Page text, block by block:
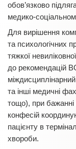
обов’язково
медико-
Для вирішення
та психологічних
тяжкої
до рекомендацій
міждисциплінарний
та інші медичні
тощо), при бажанні
конфесій
пацієнту в
хвороби.